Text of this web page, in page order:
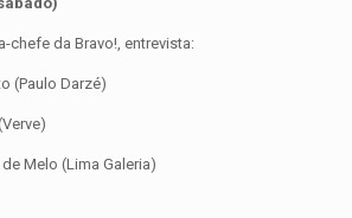
chefe da Bravo!, entrevista:
(Paulo Darzé)
Melo (Lima Galeria)